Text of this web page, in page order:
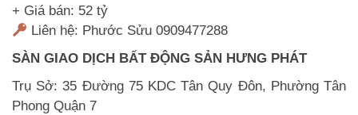
+ Giá bán: 52 tỷ
Liên hệ: Phước Sửu 0909477288
SÀN GIAO DỊCH BẤT ĐỘNG SẢN HƯNG PHÁT
Trụ Sở: 35 Đường 75 KDC Tân Quy Đôn, Phường Tân
Phong Quận 7